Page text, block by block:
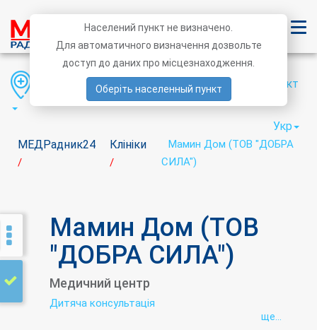
МЕДРадник24
/
Клініки
/
Мамин Дом (ТОВ "ДОБРА
СИЛА")
Область Район Населений пункт
Укр
Мамин Дом (ТОВ
"ДОБРА СИЛА")
Медичний центр
Дитяча консультація
ще...
Населений пункт не визначено.
Для автоматичного визначення дозвольте
доступ до даних про місцезнаходження.
Оберіть населенный пункт